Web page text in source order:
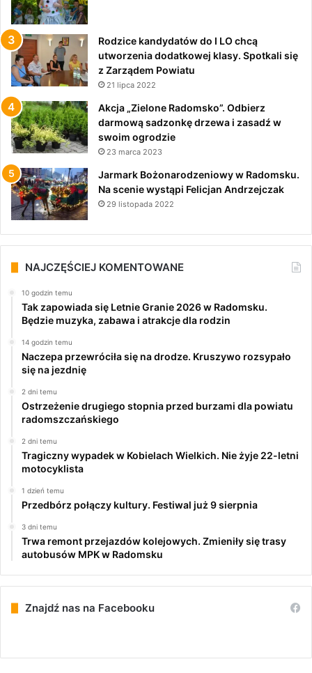
Rodzice kandydatów do I LO chcą
utworzenia dodatkowej klasy. Spotkali się
z Zarządem Powiatu
21 lipca 2022
Akcja „Zielone Radomsko”. Odbierz
darmową sadzonkę drzewa i zasadź w
swoim ogrodzie
23 marca 2023
Jarmark Bożonarodzeniowy w Radomsku.
Na scenie wystąpi Felicjan Andrzejczak
29 listopada 2022
NAJCZĘŚCIEJ KOMENTOWANE
10 godzin temu
Tak zapowiada się Letnie Granie 2026 w Radomsku.
Będzie muzyka, zabawa i atrakcje dla rodzin
14 godzin temu
Naczepa przewróciła się na drodze. Kruszywo rozsypało
się na jezdnię
2 dni temu
Ostrzeżenie drugiego stopnia przed burzami dla powiatu
radomszczańskiego
2 dni temu
Tragiczny wypadek w Kobielach Wielkich. Nie żyje 22-letni
motocyklista
1 dzień temu
Przedbórz połączy kultury. Festiwal już 9 sierpnia
3 dni temu
Trwa remont przejazdów kolejowych. Zmieniły się trasy
autobusów MPK w Radomsku
Znajdź nas na Facebooku